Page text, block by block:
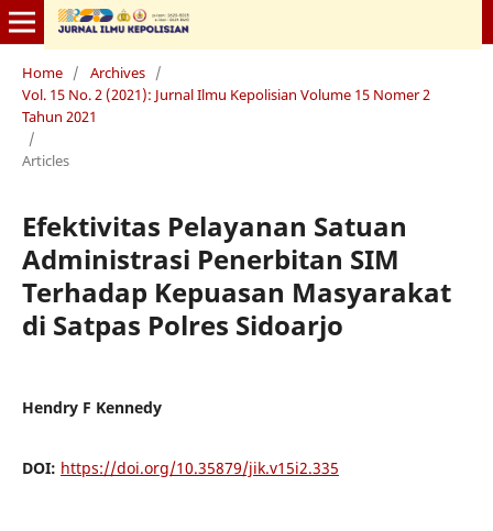
Home / Archives /
Vol. 15 No. 2 (2021): Jurnal Ilmu Kepolisian Volume 15 Nomer 2
Tahun 2021
/
Articles
Efektivitas Pelayanan Satuan
Administrasi Penerbitan SIM
Terhadap Kepuasan Masyarakat
di Satpas Polres Sidoarjo
Hendry F Kennedy
DOI: https://doi.org/10.35879/jik.v15i2.335